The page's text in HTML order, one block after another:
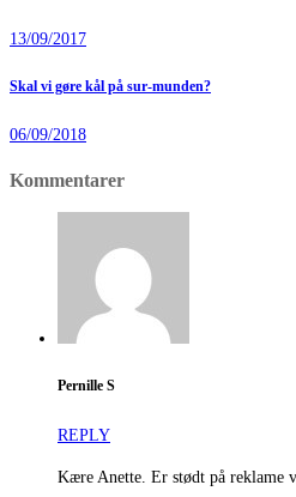
13/09/2017
Skal vi gøre kål på sur-munden?
06/09/2018
Kommentarer
Pernille S
REPLY
Kære Anette. Er stødt på reklame